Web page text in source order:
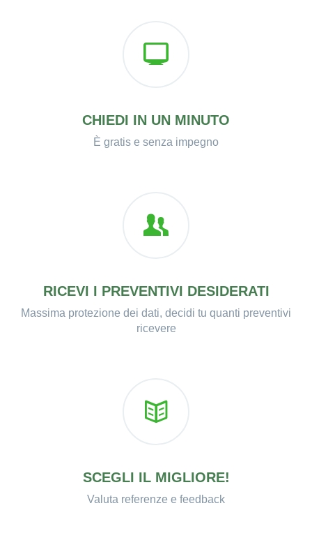
CHIEDI IN UN MINUTO
È gratis e senza impegno
RICEVI I PREVENTIVI DESIDERATI
Massima protezione dei dati, decidi tu quanti preventivi
ricevere
SCEGLI IL MIGLIORE!
Valuta referenze e feedback